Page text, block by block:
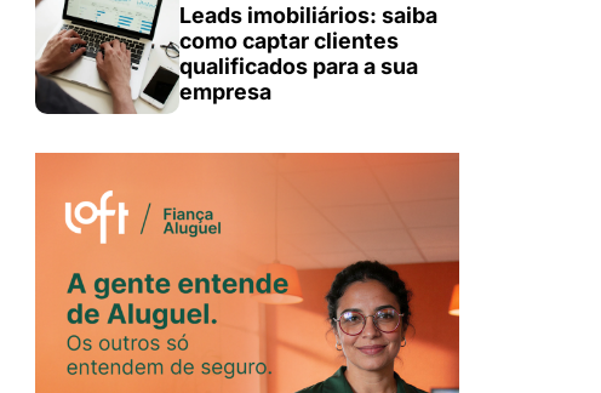
Leads imobiliários: saiba
como captar clientes
qualificados para a sua
empresa